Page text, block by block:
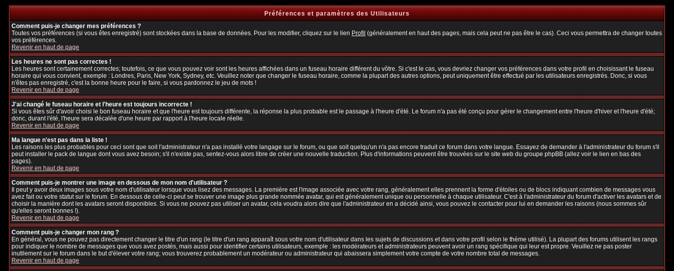
Préférences et paramètres des Utilisateurs
Comment puis-je changer mes préférences ?
Toutes vos préférences (si vous êtes enregistré) sont stockées dans la base de données. Pour les modifier, cliquez sur le lienProfil(généralement en haut des pages, mais cela peut ne pas être le cas). Ceci vous permettra de changer toutes
vos préférences.
Revenir en haut de page
Les heures ne sont pas correctes !
Les heures sont certainement correctes; toutefois, ce que vous pouvez voir sont les heures affichées dans un fuseau horaire différent du vôtre. Si c'est le cas, vous devriez changer vos préférences dans votre profil en choisissant le fuseau
horaire qui vous convient, exemple : Londres, Paris, New York, Sydney, etc. Veuillez noter que changer le fuseau horaire, comme la plupart des autres options, peut uniquement être effectué par les utilisateurs enregistrés. Donc, si vous
n'êtes pas enregistré, c'est la bonne heure pour le faire, si vous pardonnez le jeu de mots !
Revenir en haut de page
J'ai changé le fuseau horaire et l'heure est toujours incorrecte !
Si vous êtes sûr d'avoir choisi le bon fuseau horaire et que l'heure est toujours différente, la réponse la plus probable est le passage à l'heure d'été. Le forum n'a pas été conçu pour gérer le changement entre l'heure d'hiver et l'heure d'été;
donc, durant l'été, l'heure sera décalée d'une heure par rapport à l'heure locale réelle.
Revenir en haut de page
Ma langue n'est pas dans la liste !
Les raisons les plus probables pour ceci sont que soit l'administrateur n'a pas installé votre langage sur le forum, ou que soit quelqu'un n'a pas encore traduit ce forum dans votre langue. Essayez de demander à l'administrateur du forum s'il
peut installer le pack de langue dont vous avez besoin; s'il n'existe pas, sentez-vous alors libre de créer une nouvelle traduction. Plus d'informations peuvent être trouvées sur le site web du groupe phpBB (allez voir le lien en bas des
pages).
Revenir en haut de page
Comment puis-je montrer une image en dessous de mon nom d'utilisateur ?
Il peut y avoir deux images sous votre nom d'utilisateur lorsque vous lisez des messages. La première est l'image associée avec votre rang, généralement elles prennent la forme d'étoiles ou de blocs indiquant combien de messages vous
avez fait ou votre statut sur le forum. En dessous de celle-ci peut se trouver une image plus grande nommée avatar, qui est généralement unique ou personnelle à chaque utilisateur. C'est à l'administrateur du forum d'activer les avatars et de
choisir la manière dont les avatars seront disponibles. Si vous ne pouvez pas utiliser un avatar, cela voudra alors dire que l'administrateur en a décidé ainsi, vous pouvez le contacter pour lui en demander les raisons (nous sommes sûr
qu'elles seront bonnes !).
Revenir en haut de page
Comment puis-je changer mon rang ?
En général, vous ne pouvez pas directement changer le titre d'un rang (le titre d'un rang apparaît sous votre nom d'utilisateur dans les sujets de discussions et dans votre profil selon le thème utilisé). La plupart des forums utilisent les rangs
pour indiquer le nombre de messages que vous avez postés, mais aussi pour identifier certains utilisateurs, exemple : les modérateurs et administrateurs peuvent avoir un rang spécifique qui leur est propre. Veuillez ne pas poster
inutilement sur le forum dans le but d'élever votre rang; vous trouverez probablement un modérateur ou administrateur qui abaissera simplement votre compte de votre nombre total de messages.
Revenir en haut de page